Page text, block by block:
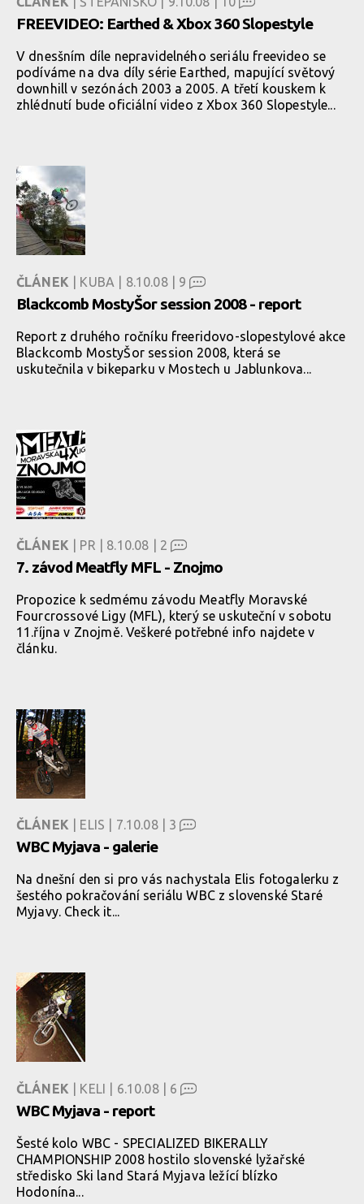
FREEVIDEO: Earthed & Xbox 360 Slopestyle
V dnesšním díle nepravidelného seriálu freevideo se
podíváme na dva díly série Earthed, mapující světový
downhill v sezónách 2003 a 2005. A třetí kouskem k
zhlédnutí bude oficiální video z Xbox 360 Slopestyle...
ČLÁNEK | KUBA | 8.10.08 | 9
Blackcomb MostyŠor session 2008 - report
Report z druhého ročníku freeridovo-slopestylové akce
Blackcomb MostyŠor session 2008, která se
uskutečnila v bikeparku v Mostech u Jablunkova...
ČLÁNEK | PR | 8.10.08 | 2
7. závod Meatfly MFL - Znojmo
Propozice k sedmému závodu Meatfly Moravské
Fourcrossové Ligy (MFL), který se uskuteční v sobotu
11.října v Znojmě. Veškeré potřebné info najdete v
článku.
ČLÁNEK | ELIS | 7.10.08 | 3
WBC Myjava - galerie
Na dnešní den si pro vás nachystala Elis fotogalerku z
šestého pokračování seriálu WBC z slovenské Staré
Myjavy. Check it...
ČLÁNEK | KELI | 6.10.08 | 6
WBC Myjava - report
Šesté kolo WBC - SPECIALIZED BIKERALLY
CHAMPIONSHIP 2008 hostilo slovenské lyžařské
středisko Ski land Stará Myjava ležící blízko
Hodonína...